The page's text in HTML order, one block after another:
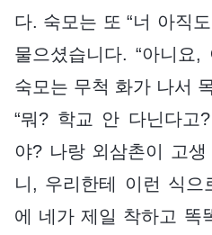
다. 숙모는 또 “너 아직
물으셨습니다. “아니요
숙모는 무척 화가 나서
“뭐? 학교 안 다닌다고
야? 나랑 외삼촌이 고
니, 우리한테 이런 식
에 네가 제일 착하고 똑